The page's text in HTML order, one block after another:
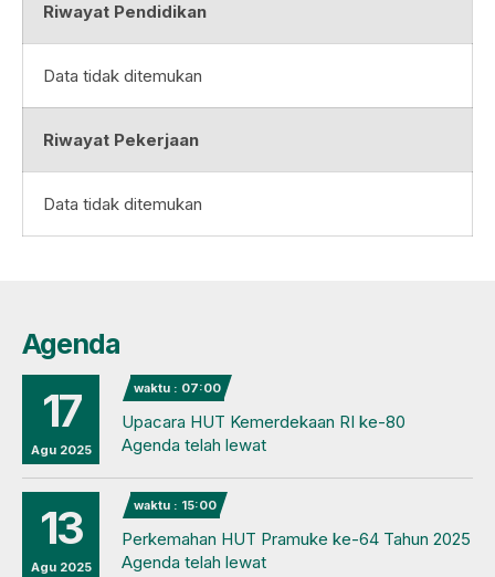
Riwayat Pendidikan
Data tidak ditemukan
Riwayat Pekerjaan
Data tidak ditemukan
Agenda
17
Agu 2025
waktu : 07:00
Upacara HUT Kemerdekaan RI ke-80
Agenda telah lewat
13
Agu 2025
waktu : 15:00
Perkemahan HUT Pramuke ke-64 Tahun 2025
Agenda telah lewat